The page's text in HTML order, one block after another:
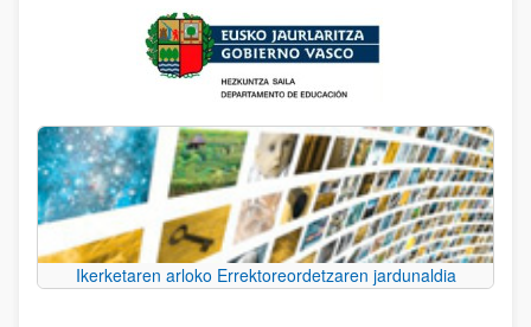
Ikerketaren arloko Errektoreordetzaren jardunaldia